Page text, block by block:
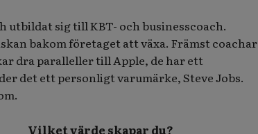
utbildat sig till KBT- och businesscoach.
bakom företaget att växa. Främst coachar
dra paralleller till Apple, de har ett
det ett personligt varumärke, Steve Jobs.
Vilket värde skapar du?